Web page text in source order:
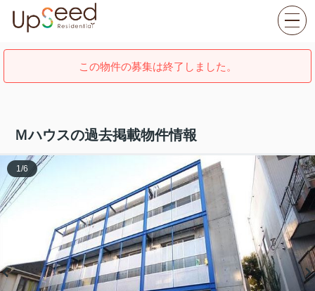
この物件の募集は終了しました。
Ｍハウスの過去掲載物件情報
1 /6